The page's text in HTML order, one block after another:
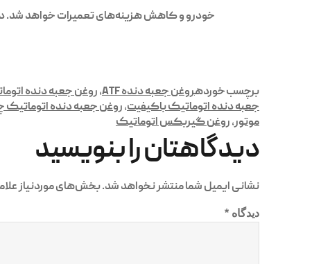
خودرو و کاهش هزینه‌های تعمیرات خواهد شد.
برچسب خوردهروغن جعبه دنده ATF ,روغن جعبه دنده
جعبه دنده اتوماتیک باکیفیت,روغن جعبه دنده اتوماتیک
موتور,روغن گیربکس اتوماتیک
دیدگاهتان را بنویسید
نشانی ایمیل شما منتشر نخواهد شد.بخش‌های موردنیاز
دیدگاه *